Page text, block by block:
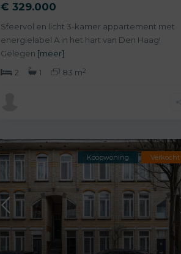
€ 329.000
Sfeervol en licht 3-kamer appartement met
energielabel A in het hart van Den Haag!
Gelegen [meer]
2
1 83 m2
Koopwoning Verkocht